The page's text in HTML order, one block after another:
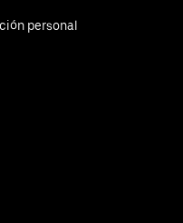
personal